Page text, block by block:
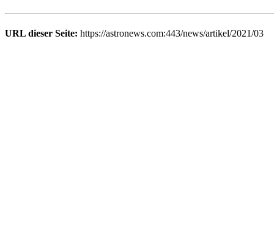
URL dieser Seite: https://astronews.com:443/news/artikel/2021/03